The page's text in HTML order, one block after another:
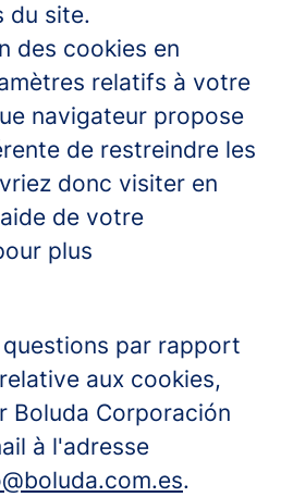
du site.
des cookies en
relatifs à votre
navigateur propose
de restreindre les
donc visiter en
de votre
plus
par rapport
aux cookies,
Boluda Corporación
à l'adresse
.